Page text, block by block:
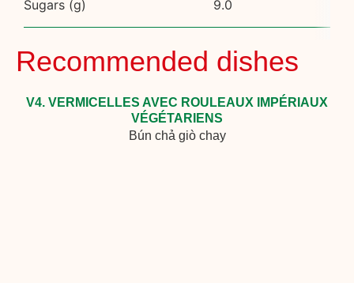
Sugars (g) 9.0
Recommended dishes
V4. VERMICELLES AVEC ROULEAUX IMPÉRIAUX
VÉGÉTARIENS
Bún chả giò chay